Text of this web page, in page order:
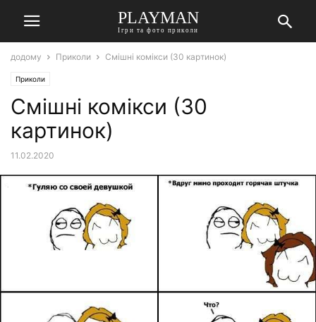
PLAYMAN
Ігри та фото приколи
додому Приколи Смішні комікси (30 картинок)
Приколи
Смішні комікси (30
картинок)
11.02.2020